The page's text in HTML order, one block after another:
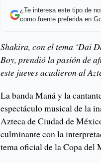
¿Te interesa este tipo de
como fuente preferida en
Shakira, con el tema ‘Dai
Boy, prendió la pasión de
este jueves acudieron al
La banda Maná y la
espectáculo musical de la
Azteca de Ciudad de
culminante con la
tema oficial de la Copa del